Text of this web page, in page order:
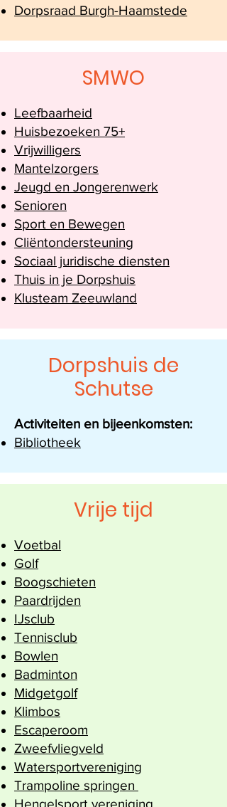
Dorpsraad Burgh-Haamstede
SMWO
Leefbaarheid
Huisbezoeken 75+
Vrijwilligers
Mantelzorgers
Jeugd en Jongerenwerk
Senioren
Sport en Bewegen
Cliëntondersteuning
Sociaal juridische diensten
Thuis in je Dorpshuis
Klusteam Zeeuwland
Dorpshuis de
Schutse
Activiteiten en bijeenkomsten:
Bibliotheek
Vrije tijd
Voetbal
Golf
Boogschieten
Paardrijden
IJsclub
Tennisclub
Bowlen
Badminton
Midgetgolf
Klimbos
Escaperoom
Zweefvliegveld
Watersportvereniging
Trampoline springen
Hengelsport vereniging